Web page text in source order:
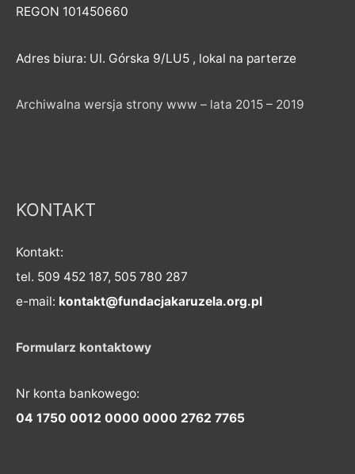
REGON 101450660
Adres biura: Ul. Górska 9/LU5 , lokal na parterze
Archiwalna wersja strony www – lata 2015 – 2019
KONTAKT
Kontakt:
tel. 509 452 187, 505 780 287
e-mail: kontakt@fundacjakaruzela.org.pl
Formularz kontaktowy
Nr konta bankowego:
04 1750 0012 0000 0000 2762 7765